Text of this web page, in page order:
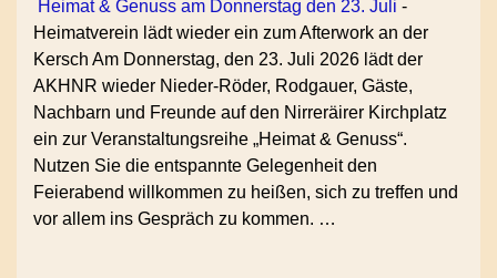
Heimat & Genuss am Donnerstag den 23. Juli -
Heimatverein lädt wieder ein zum Afterwork an der
Kersch Am Donnerstag, den 23. Juli 2026 lädt der
AKHNR wieder Nieder-Röder, Rodgauer, Gäste,
Nachbarn und Freunde auf den Nirreräirer Kirchplatz
ein zur Veranstaltungsreihe „Heimat & Genuss“.
Nutzen Sie die entspannte Gelegenheit den
Feierabend willkommen zu heißen, sich zu treffen und
vor allem ins Gespräch zu kommen. …